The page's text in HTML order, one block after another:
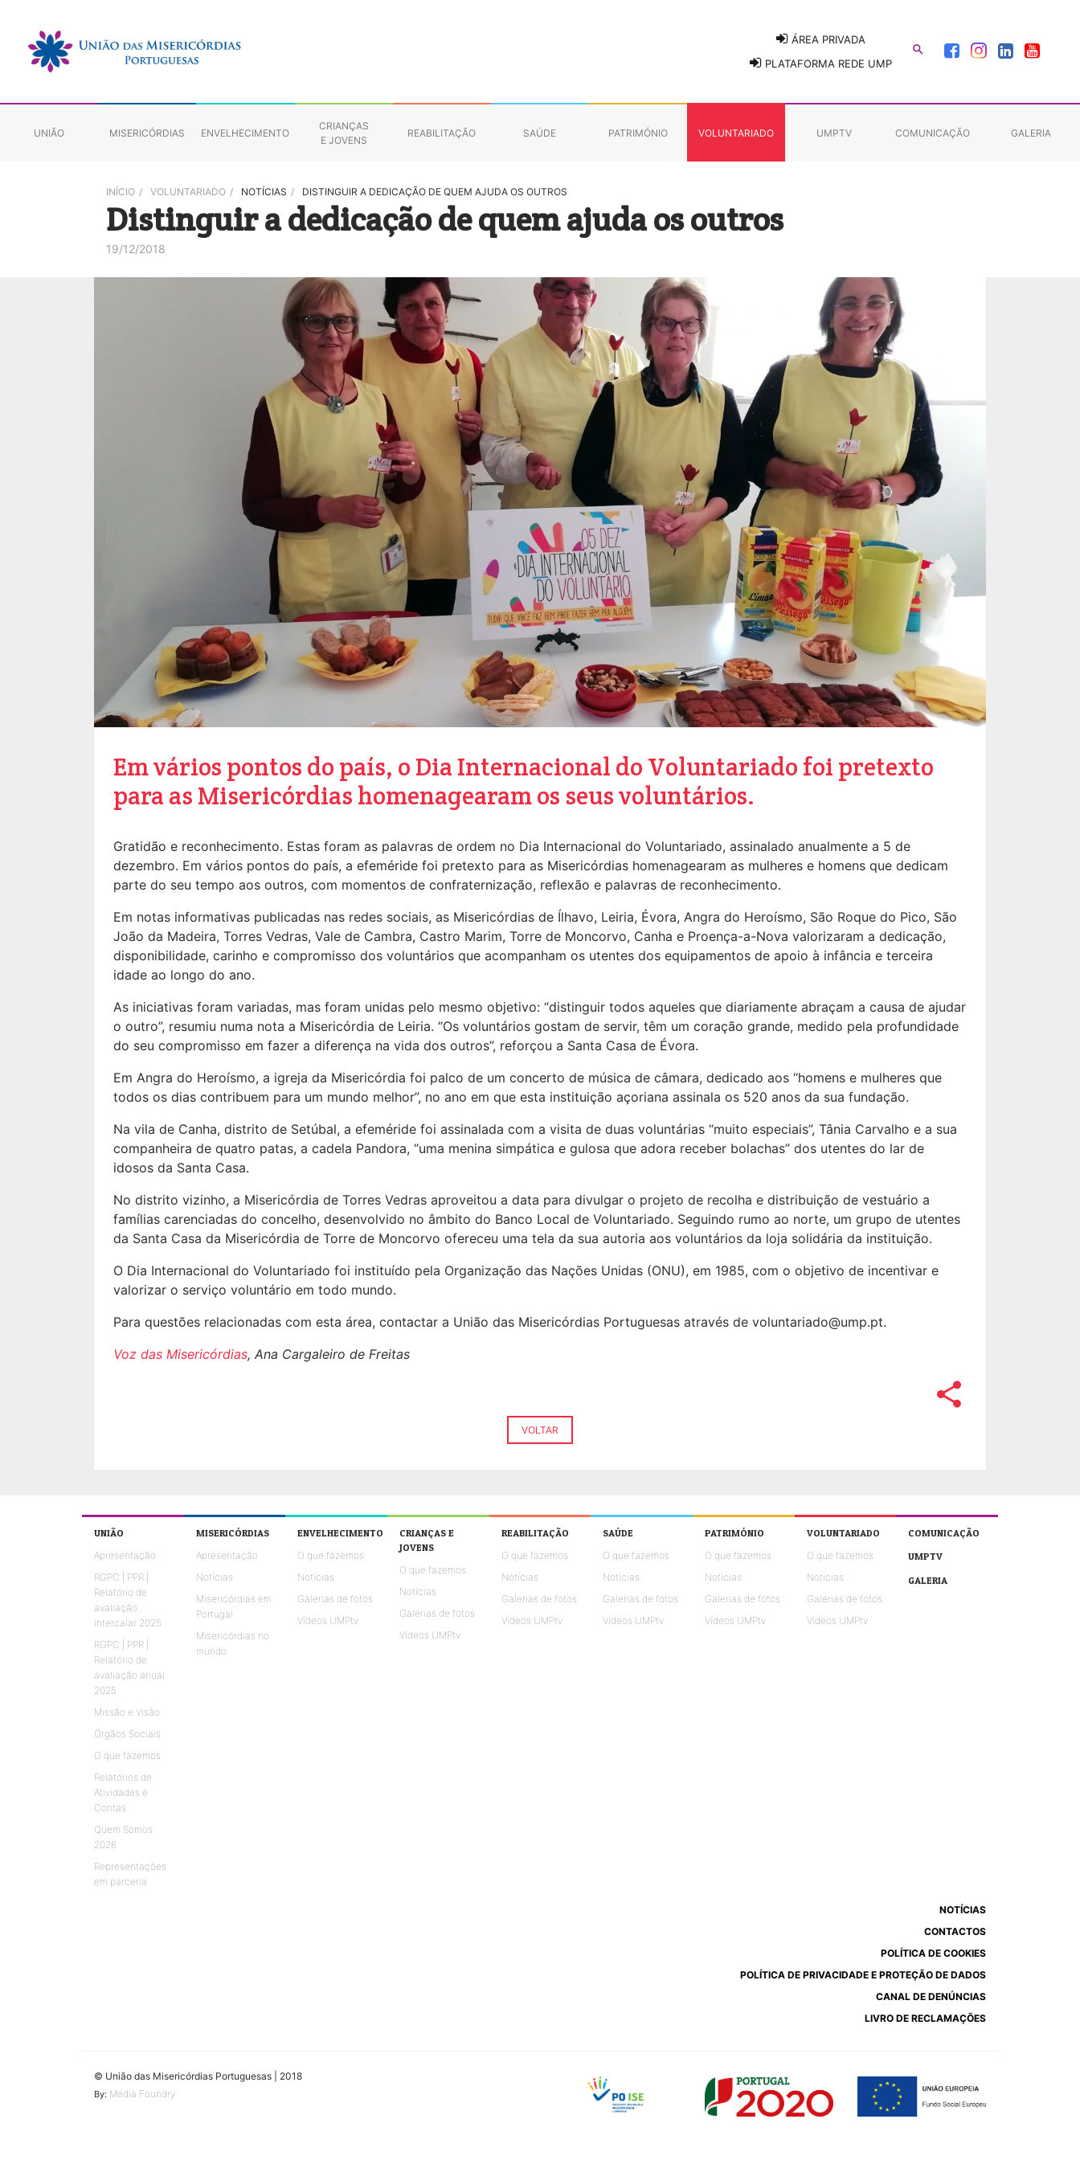
ÁREA PRIVADA
PLATAFORMA REDE UMP

UNIÃO MISERICÓRDIAS ENVELHECIMENTO
CRIANÇAS
E JOVENS
REABILITAÇÃO SAÚDE PATRIMÓNIO VOLUNTARIADO UMPTV COMUNICAÇÃO GALERIA
INÍCIO / VOLUNTARIADO / NOTÍCIAS / DISTINGUIR A DEDICAÇÃO DE QUEM AJUDA OS OUTROS
Distinguir a dedicação de quem ajuda os outros
19/12/2018
Em vários pontos do país, o Dia Internacional do Voluntariado foi pretexto
para as Misericórdias homenagearam os seus voluntários.
Gratidão e reconhecimento. Estas foram as palavras de ordem no Dia Internacional do Voluntariado, assinalado anualmente a 5 de
dezembro. Em vários pontos do país, a efeméride foi pretexto para as Misericórdias homenagearam as mulheres e homens que dedicam
parte do seu tempo aos outros, com momentos de confraternização, reflexão e palavras de reconhecimento.
Em notas informativas publicadas nas redes sociais, as Misericórdias de Ílhavo, Leiria, Évora, Angra do Heroísmo, São Roque do Pico, São
João da Madeira, Torres Vedras, Vale de Cambra, Castro Marim, Torre de Moncorvo, Canha e Proença-a-Nova valorizaram a dedicação,
disponibilidade, carinho e compromisso dos voluntários que acompanham os utentes dos equipamentos de apoio à infância e terceira
idade ao longo do ano.
As iniciativas foram variadas, mas foram unidas pelo mesmo objetivo: “distinguir todos aqueles que diariamente abraçam a causa de ajudar
o outro”, resumiu numa nota a Misericórdia de Leiria. “Os voluntários gostam de servir, têm um coração grande, medido pela profundidade
do seu compromisso em fazer a diferença na vida dos outros”, reforçou a Santa Casa de Évora.
Em Angra do Heroísmo, a igreja da Misericórdia foi palco de um concerto de música de câmara, dedicado aos “homens e mulheres que
todos os dias contribuem para um mundo melhor”, no ano em que esta instituição açoriana assinala os 520 anos da sua fundação.
Na vila de Canha, distrito de Setúbal, a efeméride foi assinalada com a visita de duas voluntárias “muito especiais”, Tânia Carvalho e a sua
companheira de quatro patas, a cadela Pandora, “uma menina simpática e gulosa que adora receber bolachas” dos utentes do lar de
idosos da Santa Casa.
No distrito vizinho, a Misericórdia de Torres Vedras aproveitou a data para divulgar o projeto de recolha e distribuição de vestuário a
famílias carenciadas do concelho, desenvolvido no âmbito do Banco Local de Voluntariado. Seguindo rumo ao norte, um grupo de utentes
da Santa Casa da Misericórdia de Torre de Moncorvo ofereceu uma tela da sua autoria aos voluntários da loja solidária da instituição.
O Dia Internacional do Voluntariado foi instituído pela Organização das Nações Unidas (ONU), em 1985, com o objetivo de incentivar e
valorizar o serviço voluntário em todo mundo.
Para questões relacionadas com esta área, contactar a União das Misericórdias Portuguesas através de voluntariado@ump.pt.
Voz das Misericórdias, Ana Cargaleiro de Freitas
share
VOLTAR
UNIÃO
Apresentação
RGPC | PPR |
Relatório de
avaliação
intercalar 2025
RGPC | PPR |
Relatório de
avaliação anual
2025
Missão e Visão
Órgãos Sociais
O que fazemos
Relatórios de
Atividades e
Contas
Quem Somos
2026
Representações
em parceria
MISERICÓRDIAS
Apresentação
Notícias
Misericórdias em
Portugal
Misericórdias no
mundo
ENVELHECIMENTO
O que fazemos
Notícias
Galerias de fotos
Vídeos UMPtv
CRIANÇAS E
JOVENS
O que fazemos
Notícias
Galerias de fotos
Vídeos UMPtv
REABILITAÇÃO
O que fazemos
Notícias
Galerias de fotos
Vídeos UMPtv
SAÚDE
O que fazemos
Notícias
Galerias de fotos
Vídeos UMPtv
PATRIMÓNIO
O que fazemos
Notícias
Galerias de fotos
Vídeos UMPtv
VOLUNTARIADO
O que fazemos
Notícias
Galerias de fotos
Vídeos UMPtv
COMUNICAÇÃO
UMPTV
GALERIA
NOTÍCIAS
CONTACTOS
POLÍTICA DE COOKIES
POLÍTICA DE PRIVACIDADE E PROTEÇÃO DE DADOS
CANAL DE DENÚNCIAS
LIVRO DE RECLAMAÇÕES
© União das Misericórdias Portuguesas | 2018
By: Media Foundry